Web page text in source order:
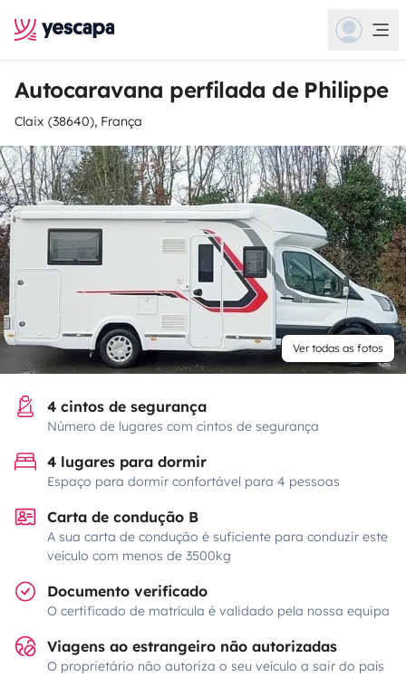
Autocaravana perfilada de Philippe
Claix (38640), França
Ver todas as fotos
4 cintos de segurança
Número de lugares com cintos de segurança
4 lugares para dormir
Espaço para dormir confortável para 4 pessoas
Carta de condução B
A sua carta de condução é suficiente para conduzir este
veículo com menos de 3500kg
Documento verificado
O certificado de matrícula é validado pela nossa equipa
Viagens ao estrangeiro não autorizadas
O proprietário não autoriza o seu veículo a sair do país